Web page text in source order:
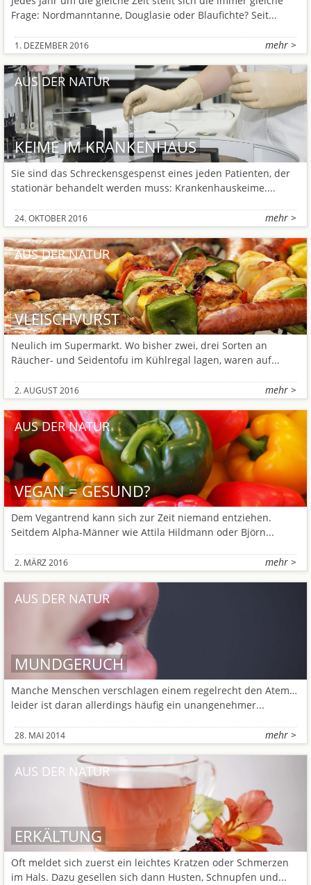
Frage: Nordmanntanne, Douglasie oder Blaufichte? Seit...
1. DEZEMBER 2016 mehr >
KEIME IM KRANKENHAUS
AUS DER NATUR
Sie sind das Schreckensgespenst eines jeden Patienten, der
stationär behandelt werden muss: Krankenhauskeime....
24. OKTOBER 2016 mehr >
VLEISCHVURST
AUS DER NATUR
Neulich im Supermarkt. Wo bisher zwei, drei Sorten an
Räucher- und Seidentofu im Kühlregal lagen, waren auf...
2. AUGUST 2016 mehr >
VEGAN = GESUND?
AUS DER NATUR
Dem Vegantrend kann sich zur Zeit niemand entziehen.
Seitdem Alpha-Männer wie Attila Hildmann oder Björn...
2. MÄRZ 2016 mehr >
MUNDGERUCH
AUS DER NATUR
Manche Menschen verschlagen einem regelrecht den Atem…
leider ist daran allerdings häufig ein unangenehmer...
28. MAI 2014 mehr >
ERKÄLTUNG
AUS DER NATUR
Oft meldet sich zuerst ein leichtes Kratzen oder Schmerzen
im Hals. Dazu gesellen sich dann Husten, Schnupfen und...